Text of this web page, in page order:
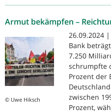
Armut bekämpfen –
© Uwe Hiksch
26.09.2024
Bank
7.250
schrumpfte
Prozent der
zwischen
Prozent,